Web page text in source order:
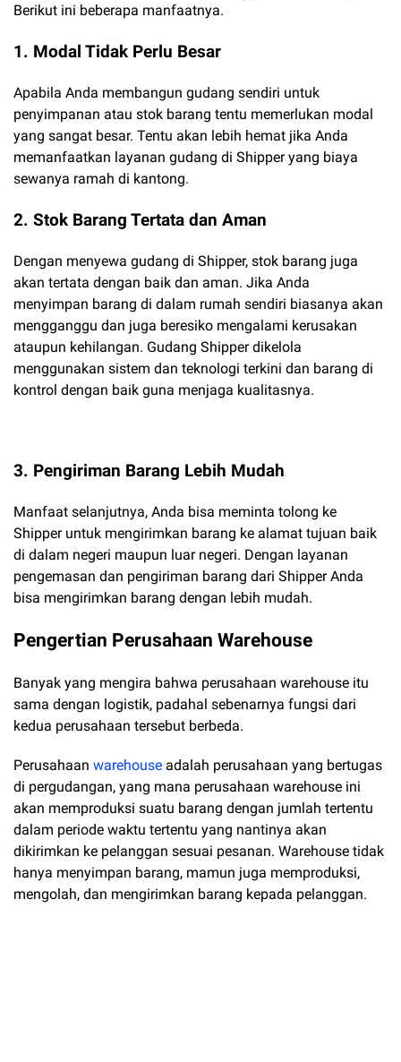
Berikut ini beberapa manfaatnya.
1. Modal Tidak Perlu Besar
Apabila Anda membangun gudang sendiri untuk
penyimpanan atau stok barang tentu memerlukan modal
yang sangat besar. Tentu akan lebih hemat jika Anda
memanfaatkan layanan gudang di Shipper yang biaya
sewanya ramah di kantong.
2. Stok Barang Tertata dan Aman
Dengan menyewa gudang di Shipper, stok barang juga
akan tertata dengan baik dan aman. Jika Anda
menyimpan barang di dalam rumah sendiri biasanya akan
mengganggu dan juga beresiko mengalami kerusakan
ataupun kehilangan. Gudang Shipper dikelola
menggunakan sistem dan teknologi terkini dan barang di
kontrol dengan baik guna menjaga kualitasnya.
3. Pengiriman Barang Lebih Mudah
Manfaat selanjutnya, Anda bisa meminta tolong ke
Shipper untuk mengirimkan barang ke alamat tujuan baik
di dalam negeri maupun luar negeri. Dengan layanan
pengemasan dan pengiriman barang dari Shipper Anda
bisa mengirimkan barang dengan lebih mudah.
Pengertian Perusahaan Warehouse
Banyak yang mengira bahwa perusahaan warehouse itu
sama dengan logistik, padahal sebenarnya fungsi dari
kedua perusahaan tersebut berbeda.
Perusahaan warehouse adalah perusahaan yang bertugas
di pergudangan, yang mana perusahaan warehouse ini
akan memproduksi suatu barang dengan jumlah tertentu
dalam periode waktu tertentu yang nantinya akan
dikirimkan ke pelanggan sesuai pesanan. Warehouse tidak
hanya menyimpan barang, mamun juga memproduksi,
mengolah, dan mengirimkan barang kepada pelanggan.